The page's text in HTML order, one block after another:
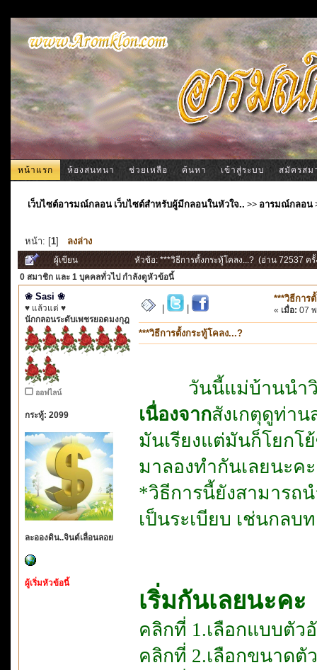
หน้าแรก ห้องสนทนา ช่วยเหลือ ค้นหา เข้าสู่ระบบ สมัครสม
เว็บไซต์อารมณ์กลอน เว็บไซต์สำหรับผู้มีกลอนในหัวใจ.. >> อารมณ์กลอน
หน้า: [1] ลงล่าง
ผู้เขียน
หัวข้อ: ***วิธีการตั้งกระทู้โคลง...? (อ่าน 72537 ครั้
0 สมาชิก และ 1 บุคคลทั่วไป กำลังดูหัวข้อนี้
❀ Sasi ❀
♥ แล้วแต่ ♥
นักกลอนระดับเพชรยอดมงกุฎ
ออฟไลน์
กระทู้: 2099
ละอองดิน..จินต์เลื่อนลอย
ผู้เริ่มหัวข้อนี้
***วิธีการ
« เมื่อ: 07
***วิธีการตั้งกระทู้โคลง...?
วันนี้แม่บ้านนำ
เนื่องจากสังเกตุดูท่า
มันเรียงแต่มันก็โยกโ
มาลองทำกันเลยนะคะ
*วิธีการนี้ยังสามารถ
เป็นระเบียบ เช่นกล
เริ่มกันเลยนะคะ
คลิกที่ 1.เลือกแบบตัว
คลิกที่ 2.เลือกขนาดตั